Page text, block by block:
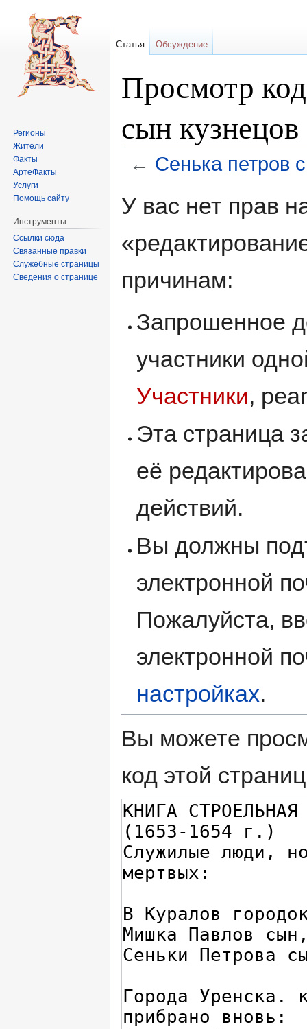
Просмотр
сын кузнецов
← Сенька петров
ккУ вас нет прав
причинам:
Запрошенное
участники
Участники,
Эта страница
её
действий.
Вы должны
электронной
Пожалуйста,
электронной
настройках.
Вы можете
код этой
Статья Обсуждение
Регионы
Жители
Факты
АртеФакты
Услуги
Помощь сайту
Инструменты
Ссылки сюда
Связанные правки
Служебные страницы
Сведения о странице